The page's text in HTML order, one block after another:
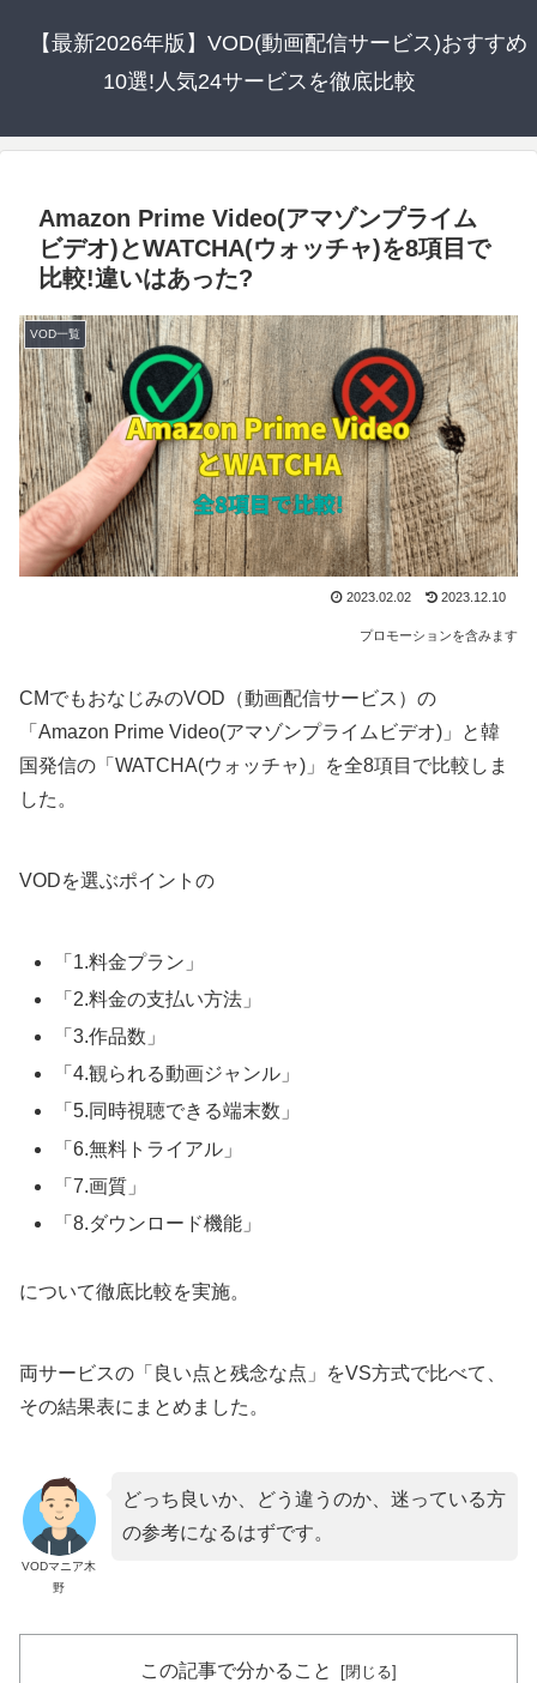
【最新2026年版】VOD(動画配信サービス)おすすめ
10選!人気24サービスを徹底比較
Amazon Prime Video(アマゾンプライム
ビデオ)とWATCHA(ウォッチャ)を8項目で
比較!違いはあった?
VOD一覧
2023.02.02 2023.12.10
プロモーションを含みます
CMでもおなじみのVOD（動画配信サービス）の
「Amazon Prime Video(アマゾンプライムビデオ)」と韓
国発信の「WATCHA(ウォッチャ)」を全8項目で比較しま
した。
VODを選ぶポイントの
「1.料金プラン」
「2.料金の支払い方法」
「3.作品数」
「4.観られる動画ジャンル」
「5.同時視聴できる端末数」
「6.無料トライアル」
「7.画質」
「8.ダウンロード機能」
について徹底比較を実施。
両サービスの「良い点と残念な点」をVS方式で比べて、
その結果表にまとめました。
VODマニア木
野
どっち良いか、どう違うのか、迷っている方
の参考になるはずです。
この記事で分かること